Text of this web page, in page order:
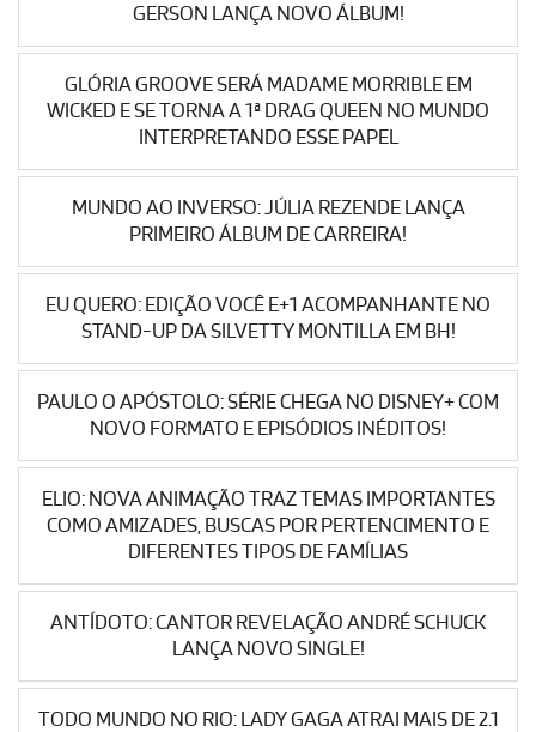
GERSON LANÇA NOVO ÁLBUM!
GLÓRIA GROOVE SERÁ MADAME MORRIBLE EM
WICKED E SE TORNA A 1ª DRAG QUEEN NO MUNDO
INTERPRETANDO ESSE PAPEL
MUNDO AO INVERSO: JÚLIA REZENDE LANÇA
PRIMEIRO ÁLBUM DE CARREIRA!
EU QUERO: EDIÇÃO VOCÊ E+1 ACOMPANHANTE NO
STAND-UP DA SILVETTY MONTILLA EM BH!
PAULO O APÓSTOLO: SÉRIE CHEGA NO DISNEY+ COM
NOVO FORMATO E EPISÓDIOS INÉDITOS!
ELIO: NOVA ANIMAÇÃO TRAZ TEMAS IMPORTANTES
COMO AMIZADES, BUSCAS POR PERTENCIMENTO E
DIFERENTES TIPOS DE FAMÍLIAS
ANTÍDOTO: CANTOR REVELAÇÃO ANDRÉ SCHUCK
LANÇA NOVO SINGLE!
TODO MUNDO NO RIO: LADY GAGA ATRAI MAIS DE 2.1